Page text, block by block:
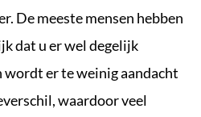
De meeste mensen hebben
dat u er wel degelijk
er te weinig aandacht
waardoor veel